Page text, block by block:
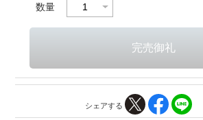
数量
シェアする